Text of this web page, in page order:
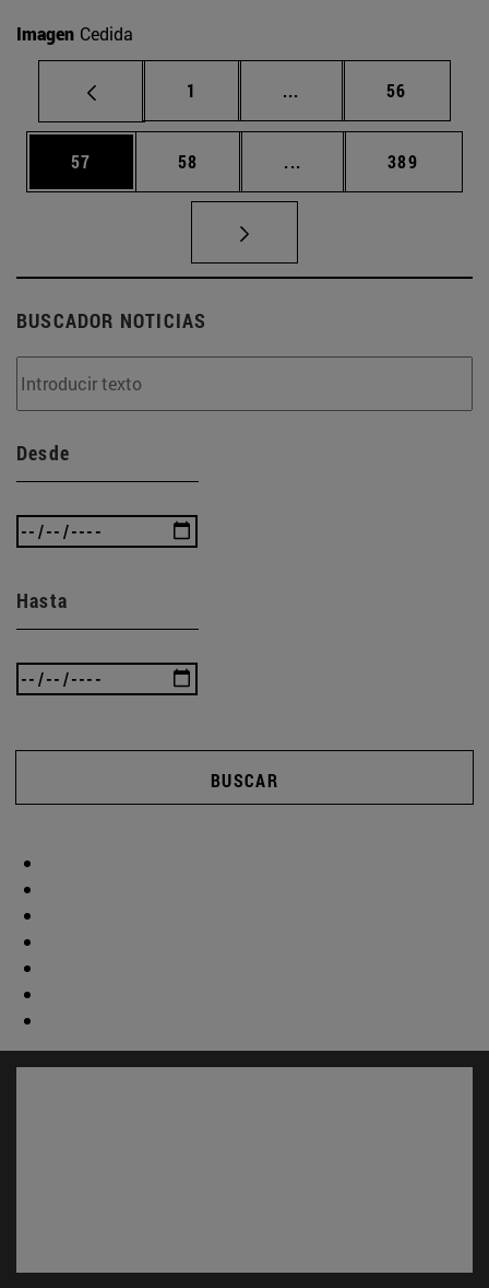
Imagen Cedida
Página
1 ... Páginas intermedias
Página
56
Página
57 Página
58 ... Páginas intermedias
Página
389
BUSCADOR NOTICIAS
Desde
Hasta
BUSCAR